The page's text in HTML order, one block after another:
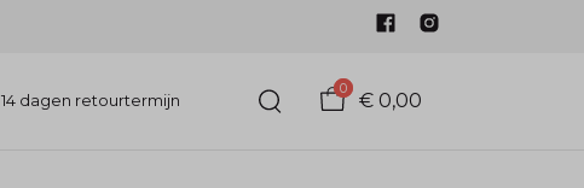
14 dagen retourtermijn
0
€ 0,00